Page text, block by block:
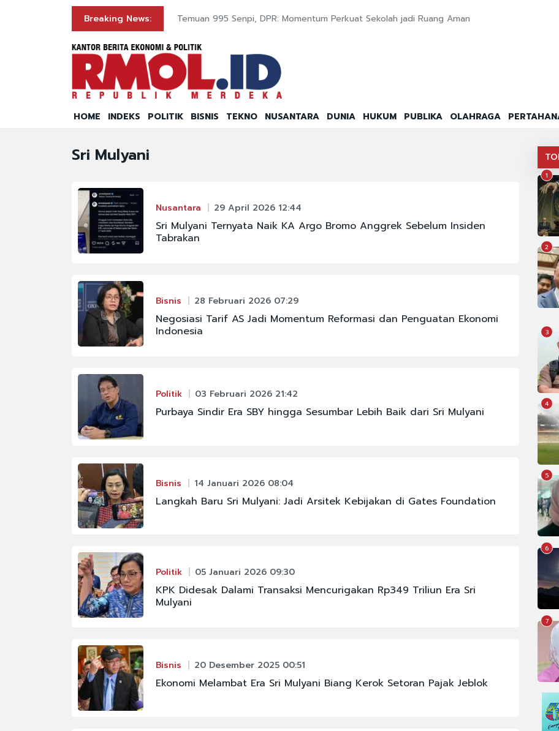
Breaking News: Temuan 995 Senpi, DPR: Momentum Perkuat Sekolah jadi Ruang Aman
HOME INDEKS POLITIK BISNIS TEKNO NUSANTARA DUNIA HUKUM PUBLIKA OLAHRAGA
Sri Mulyani
Nusantara 29 April 2026 12:44
Sri Mulyani Ternyata Naik KA Argo Bromo Anggrek Sebelum Insiden
Tabrakan
Bisnis 28 Februari 2026 07:29
Negosiasi Tarif AS Jadi Momentum Reformasi dan Penguatan Ekonomi
Indonesia
Politik 03 Februari 2026 21:42
Purbaya Sindir Era SBY hingga Sesumbar Lebih Baik dari Sri Mulyani
Bisnis 14 Januari 2026 08:04
Langkah Baru Sri Mulyani: Jadi Arsitek Kebijakan di Gates Foundation
Politik 05 Januari 2026 09:30
KPK Didesak Dalami Transaksi Mencurigakan Rp349 Triliun Era Sri
Mulyani
Bisnis 20 Desember 2025 00:51
Ekonomi Melambat Era Sri Mulyani Biang Kerok Setoran Pajak Jeblok
1
2
3
4
5
6
7